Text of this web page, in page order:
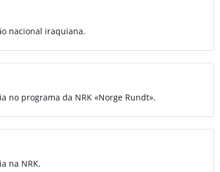
nacional iraquiana.
no programa da NRK «Norge Rundt».
na NRK.